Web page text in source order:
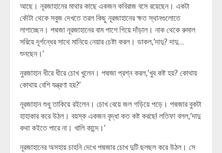
আছে। নূরজাহানের মাথার কাছে একজন কবিরাজ বসে রয়েছেন। একটা
কৌটা থেকে সবুজ দেখতে তরল কিছু নূরজাহানের ক্ষত স্থানগুলোতে
লাগাচ্ছেন। পদ্মজা নূরজাহানের বাম পাশে গিয়ে দাঁড়াল। নাক থেকে রুমাল
সরিয়ে দূর্গন্ধের সাথে মানিয়ে নেয়ার চেষ্টা করল। ডাকল,’দাদু? দাদু…
শুনছেন।’
নুরজাহান ধীরে ধীরে চোখ খুলেন। পদ্মজা প্রশ্ন করল,’খুব কষ্ট হয়? কোথায়
কোথায় বেশি যন্ত্রণা হয়?’
নূরজাহান শুধু তাকিয়ে রইলেন। চোখ বেয়ে জল গড়িয়ে পড়ে। পদ্মজার বুকটা
হাহাকার করে উঠল। বয়স্ক একজন বৃদ্ধা কত কষ্ট করছে! লতিফা বলল,’দাদু
কথা কইতে পারে না। খালি কান্দে।’
নূরজাহানের অসহায় চাহনি দেখে পদ্মজার চোখ দুটি ছলছল করে উঠল। সে